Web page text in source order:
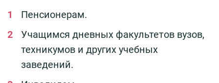
Пенсионерам.
Учащимся дневных факультетов вузов,
техникумов и других учебных
заведений.